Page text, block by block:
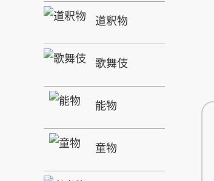
道釈物
歌舞伎
能物
童物